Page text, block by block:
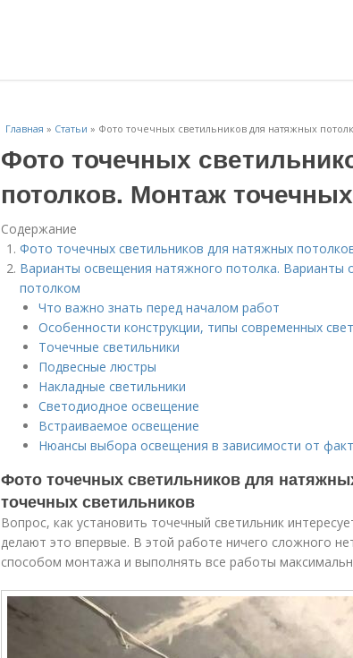
Главная » Статьи » Фото точечных светильников для натяжных
Фото точечных
потолков. Монтаж
Содержание
Фото точечных светильников для натяжных
Варианты освещения натяжного потолка.
потолком
Что важно знать перед началом работ
Особенности конструкции, типы современных
Точечные светильники
Подвесные люстры
Накладные светильники
Светодиодное освещение
Встраиваемое освещение
Нюансы выбора освещения в зависимости от
Фото точечных светильников для
точечных светильников
Вопрос, как установить точечный светильник
делают это впервые. В этой работе ничего сложного
способом монтажа и выполнять все работы